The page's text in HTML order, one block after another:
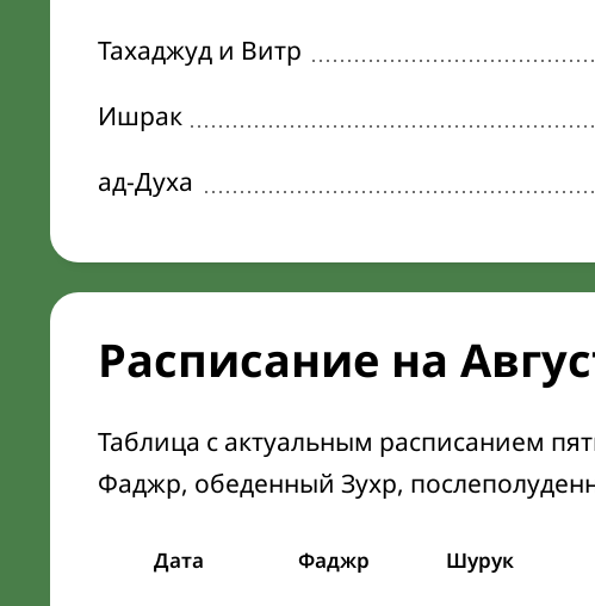
Тахаджуд и Витр
Ишрак
ад-Духа
Расписание на
Таблица с актуальным расписанием
Фаджр, обеденный Зухр,
Дата Фаджр Шурук